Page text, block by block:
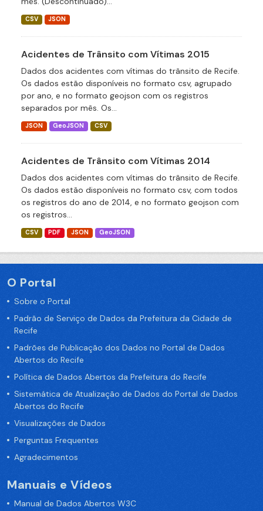
CSV JSON
Acidentes de Trânsito com Vítimas 2015
Dados dos acidentes com vítimas do trânsito de Recife.
Os dados estão disponíveis no formato csv, agrupado
por ano, e no formato geojson com os registros
separados por mês. Os...
JSON GeoJSON CSV
Acidentes de Trânsito com Vítimas 2014
Dados dos acidentes com vítimas do trânsito de Recife.
Os dados estão disponíveis no formato csv, com todos
os registros do ano de 2014, e no formato geojson com
os registros...
CSV PDF JSON GeoJSON
O Portal
Sobre o Portal
Padrão de Serviço de Dados da Prefeitura da Cidade de
Recife
Padrões de Publicação dos Dados no Portal de Dados
Abertos do Recife
Política de Dados Abertos da Prefeitura do Recife
Sistemática de Atualização de Dados do Portal de Dados
Abertos do Recife
Visualizações de Dados
Perguntas Frequentes
Agradecimentos
Manuais e Vídeos
Manual de Dados Abertos W3C